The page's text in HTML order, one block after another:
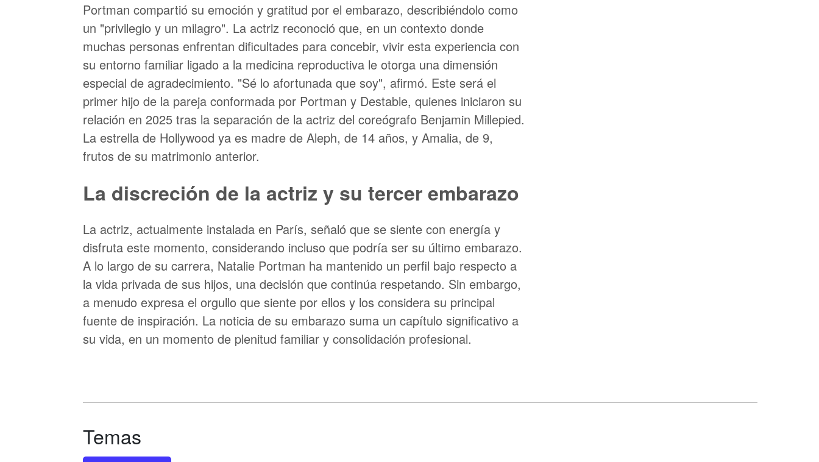
Portman compartió su emoción y gratitud por el embarazo, describiéndolo como
un "privilegio y un milagro". La actriz reconoció que, en un contexto donde
muchas personas enfrentan dificultades para concebir, vivir esta experiencia con
su entorno familiar ligado a la medicina reproductiva le otorga una dimensión
especial de agradecimiento. "Sé lo afortunada que soy", afirmó. Este será el
primer hijo de la pareja conformada por Portman y Destable, quienes iniciaron su
relación en 2025 tras la separación de la actriz del coreógrafo Benjamin Millepied.
La estrella de Hollywood ya es madre de Aleph, de 14 años, y Amalia, de 9,
frutos de su matrimonio anterior.
La discreción de la actriz y su tercer embarazo
La actriz, actualmente instalada en París, señaló que se siente con energía y
disfruta este momento, considerando incluso que podría ser su último embarazo.
A lo largo de su carrera, Natalie Portman ha mantenido un perfil bajo respecto a
la vida privada de sus hijos, una decisión que continúa respetando. Sin embargo,
a menudo expresa el orgullo que siente por ellos y los considera su principal
fuente de inspiración. La noticia de su embarazo suma un capítulo significativo a
su vida, en un momento de plenitud familiar y consolidación profesional.
Temas